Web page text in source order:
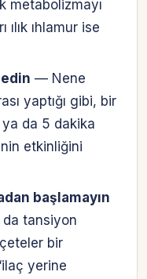
metabolizmayı
ıhlamur ise
— Nene
yaptığı gibi, bir
ya da 5 dakika
etkinliğini
başlamayın
tansiyon
bir
yerine